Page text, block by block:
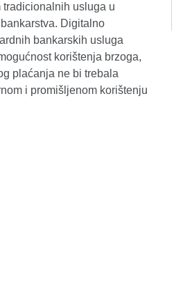
usluga u
Digitalno
bankarskih usluga
korištenja brzoga,
plaćanja ne bi trebala
i promišljenom korištenju